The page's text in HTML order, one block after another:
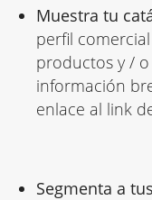
Muestra tu
perfil
productos y /
información
enlace al link
Segmenta a